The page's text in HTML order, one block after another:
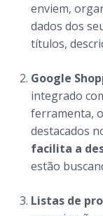
enviem,
dados dos
títulos,
Google
integrado
ferramenta,
destacados
facilita a
estão
Listas de